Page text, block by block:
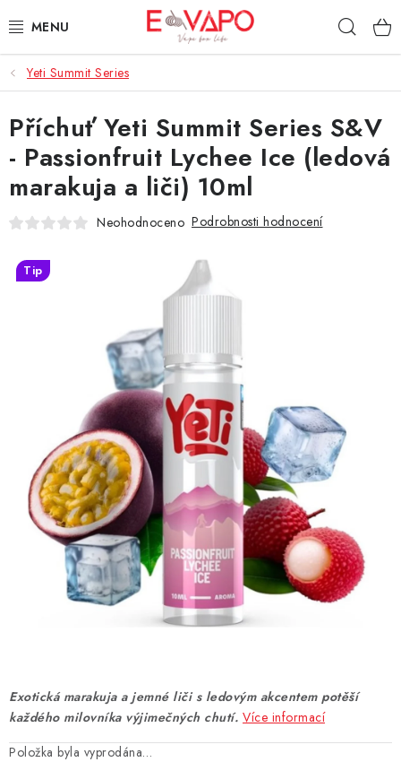
na
3D TISK
TIPY ZA DOBROU CENU
AROMATA A PŘÍCHUTĚ
BÁZE
E-LIQUIDY
NIKOTINOVÉ SÁČKY
DÁRKOVÉ VOUCHERY
ATOMIZÉRY A CARTRIDGE
DIY
BATERIE A NABÍJEČKY
GRIPY & MODY
Yeti Summit Series
Exotická marakuja a jemné liči s ledovým akcentem potěší
každého milovníka výjimečných chutí. Více informací
Položka byla vyprodána…
Příchuť Yeti Summit Series S&V
- Passionfruit Lychee Ice (ledová
marakuja a liči) 10ml
Neohodnoceno Podrobnosti hodnocení
Tip